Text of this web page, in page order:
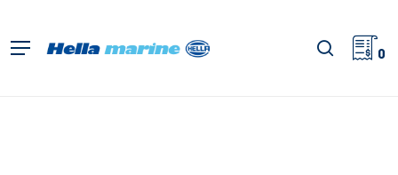
springen
Menü Suche
0